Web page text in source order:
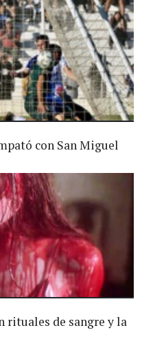
con San Miguel
rituales de sangre y la